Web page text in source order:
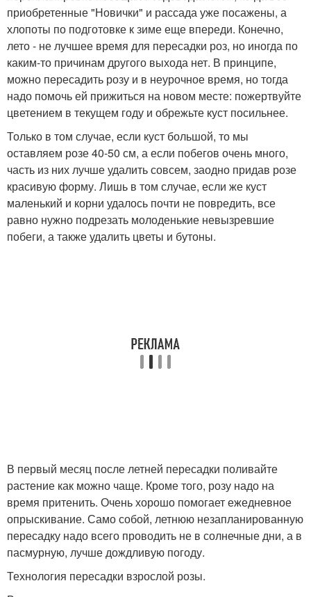
приобретенные "Новички" и рассада уже посажены, а
хлопоты по подготовке к зиме еще впереди. Конечно,
лето - не лучшее время для пересадки роз, но иногда по
каким-то причинам другого выхода нет. В принципе,
можно пересадить розу и в неурочное время, но тогда
надо помочь ей прижиться на новом месте: пожертвуйте
цветением в текущем году и обрежьте куст посильнее.
Только в том случае, если куст большой, то мы
оставляем розе 40-50 см, а если побегов очень много,
часть из них лучше удалить совсем, заодно придав розе
красивую форму. Лишь в том случае, если же куст
маленький и корни удалось почти не повредить, все
равно нужно подрезать молоденькие невызревшие
побеги, а также удалить цветы и бутоны.
В первый месяц после летней пересадки поливайте
растение как можно чаще. Кроме того, розу надо на
время притенить. Очень хорошо помогает ежедневное
опрыскивание. Само собой, летнюю незапланированную
пересадку надо всего проводить не в солнечные дни, а в
пасмурную, лучше дождливую погоду.
Технология пересадки взрослой розы.